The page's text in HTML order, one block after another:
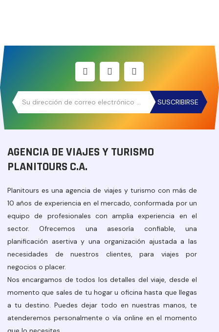
SUSCRIBIRSE
AGENCIA DE VIAJES Y TURISMO
PLANITOURS C.A.
Planitours es una agencia de viajes y turismo con más de
10 años de experiencia en el mercado, conformada por un
equipo de profesionales con amplia experiencia en el
sector. Ofrecemos una asesoría confiable, una
planificación asertiva y una organización ajustada a las
necesidades de nuestros clientes, para viajes por
negocios o placer.
Nos encargamos de todos los detalles del viaje, desde el
momento que sales de tu hogar u oficina hasta que llegas
a tu destino. Puedes dejar todo en nuestras manos, te
atenderemos personalmente o vía online en el momento